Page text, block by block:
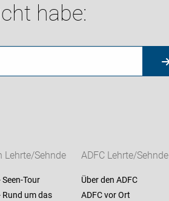
habe:
Lehrte/Sehnde
Seen-Tour
Rund um das
ADFC Lehrte/Sehnde
Über den ADFC
ADFC vor Ort